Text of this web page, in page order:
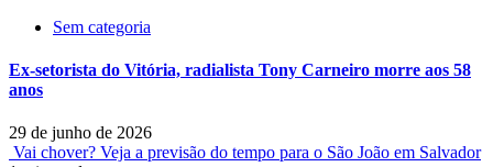
Sem categoria
Ex-setorista do Vitória, radialista Tony Carneiro morre aos 58
anos
29 de junho de 2026
Vai chover? Veja a previsão do tempo para o São João em Salvador